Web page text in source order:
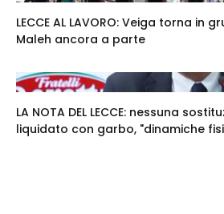
LECCE AL LAVORO: Veiga torna in
Maleh ancora a parte
LA NOTA DEL LECCE: nessuna
liquidato con garbo, "dinamiche